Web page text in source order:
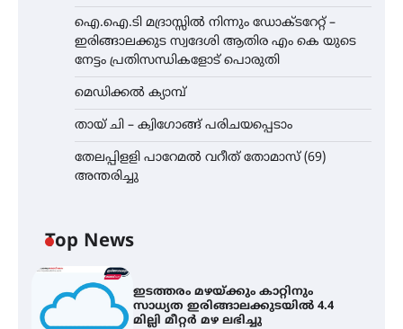
ഐ.ഐ.ടി മദ്രാസ്സിൽ നിന്നും ഡോക്ടറേറ്റ് –
ഇരിങ്ങാലക്കുട സ്വദേശി ആതിര എം കെ യുടെ
നേട്ടം പ്രതിസന്ധികളോട് പൊരുതി
മെഡിക്കൽ ക്യാമ്പ്
തായ് ചി – ക്വിഗോങ്ങ് പരിചയപ്പെടാം
തേലപ്പിളളി പാറേമൽ വറീത് തോമാസ് (69)
അന്തരിച്ചു
Top News
ഇടത്തരം മഴയ്ക്കും കാറ്റിനും
സാധ്യത ഇരിങ്ങാലക്കുടയിൽ 4.4
മില്ലി മീറ്റർ മഴ ലഭിച്ചു